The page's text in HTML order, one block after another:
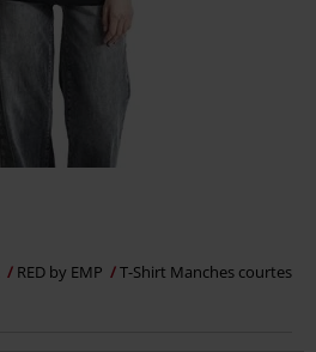
RED by EMP T-Shirt Manches courtes